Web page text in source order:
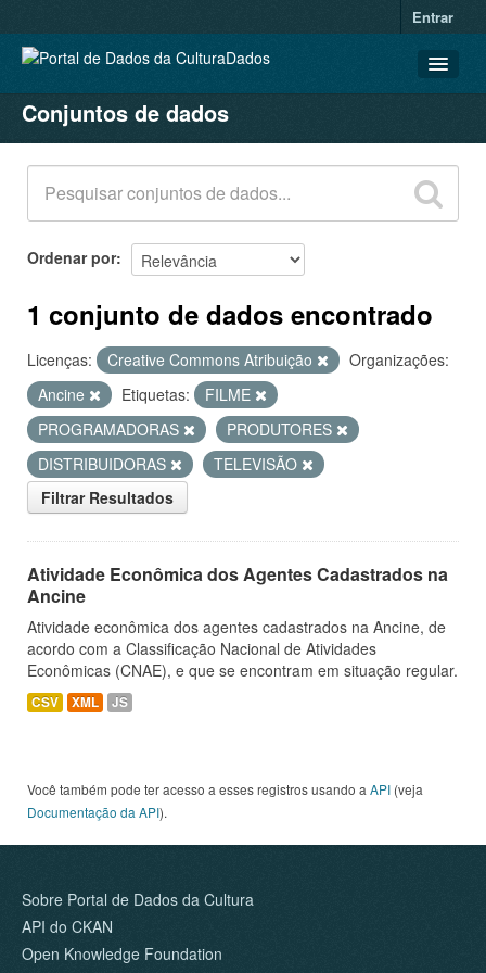
Entrar
CONJUNTOS DE DADOS
ORGANIZAÇÕES
GRUPOS
SOBRE
Conjuntos de dados
Ordenar por
1 conjunto de dados encontrado
Licenças: Creative Commons Atribuição
Organizações:
Ancine
Etiquetas:
FILME
PROGRAMADORAS
PRODUTORES
DISTRIBUIDORAS
TELEVISÃO
Filtrar Resultados
Atividade Econômica dos Agentes Cadastrados na
Ancine
Atividade econômica dos agentes cadastrados na Ancine, de
acordo com a Classificação Nacional de Atividades
Econômicas (CNAE), e que se encontram em situação regular.
CSV XML JS
Você também pode ter acesso a esses registros usando a API (veja
Documentação da API).
Sobre Portal de Dados da Cultura
API do CKAN
Open Knowledge Foundation